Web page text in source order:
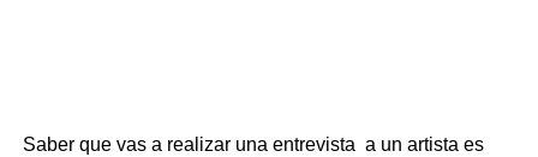
Saber que vas a realizar una entrevista a un artista es